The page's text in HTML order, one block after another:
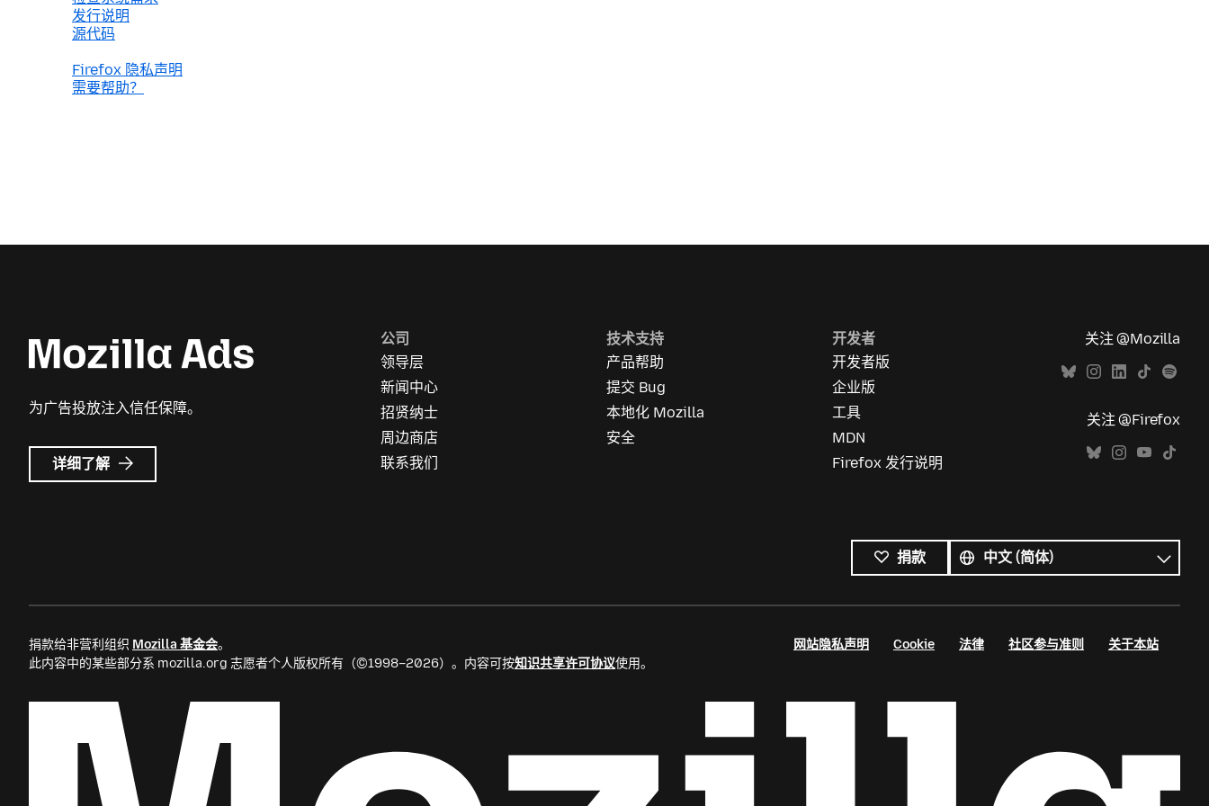
发行说明
源代码
Firefox 隐私声明
需要帮助？
为广告投放注入信任保障。
详细了解 Mozilla
广
公司
领导层
新闻中心
招贤纳士
周边商店
联系我们
技术支持
产品帮助
提交 Bug
本地化 Mozilla
安全
开发者
开发者版
企业版
工具
MDN
Firefox 发行说明
关注 @Mozilla
关注 @Firefox
捐款
有
语
言
语
言
捐款给非营利组织 Mozilla 基金会。
此内容中的某些部分系 mozilla.org 志愿者个人版权所有（©1998–2026）。内容可按知识共享许可协议使用。
网站隐私声明 Cookie 法律 社区参与准则 关于本站